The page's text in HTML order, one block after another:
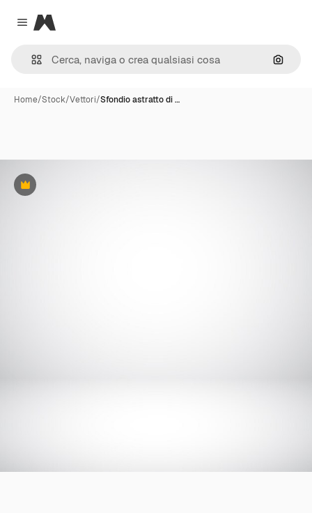
Close menu
Magnific
Cerca
Home/Stock/Vettori/Sfondio astratto di …
Premium